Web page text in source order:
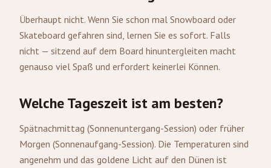
Überhaupt nicht. Wenn Sie schon mal Snowboard oder
Skateboard gefahren sind, lernen Sie es sofort. Falls
nicht — sitzend auf dem Board hinuntergleiten macht
genauso viel Spaß und erfordert keinerlei Können.
Welche Tageszeit ist am besten?
Spätnachmittag (Sonnenuntergang-Session) oder früher
Morgen (Sonnenaufgang-Session). Die Temperaturen sind
angenehm und das goldene Licht auf den Dünen ist